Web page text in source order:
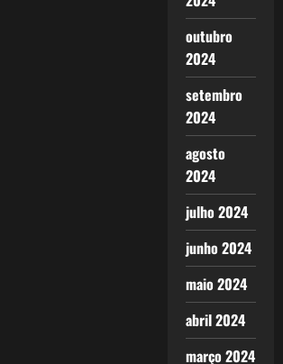
outubro
2024
setembro
2024
agosto
2024
julho 2024
junho 2024
maio 2024
abril 2024
março 2024